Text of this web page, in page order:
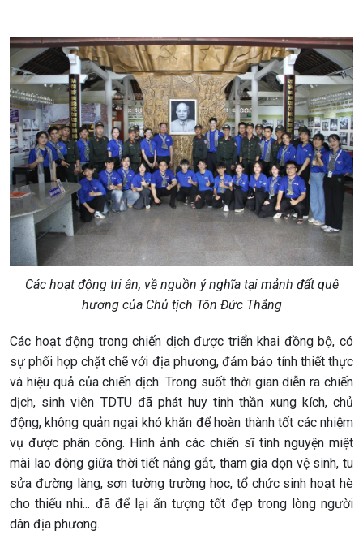
Các hoạt động tri ân, về nguồn ý nghĩa tại mảnh đất quê
hương của Chủ tịch Tôn Đức Thắng
Các hoạt động trong chiến dịch được triển khai đồng bộ, có
sự phối hợp chặt chẽ với địa phương, đảm bảo tính thiết thực
và hiệu quả của chiến dịch. Trong suốt thời gian diễn ra chiến
dịch, sinh viên TDTU đã phát huy tinh thần xung kích, chủ
động, không quản ngại khó khăn để hoàn thành tốt các nhiệm
vụ được phân công. Hình ảnh các chiến sĩ tình nguyện miệt
mài lao động giữa thời tiết nắng gắt, tham gia dọn vệ sinh, tu
sửa đường làng, sơn tường trường học, tổ chức sinh hoạt hè
cho thiếu nhi... đã để lại ấn tượng tốt đẹp trong lòng người
dân địa phương.